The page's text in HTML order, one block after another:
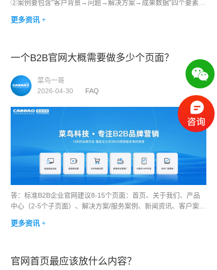
②案例要包含"客户背景→问题→解决方案→成果数据"四个要素，
授权，可用"某知名汽车零部件企业&qu
更多资讯 +
一个B2B官网大概需要做多少个页面？
菜鸟一哥
2026-04-30
FAQ
答：标准B2B企业官网建议8-15个页面：首页、关于我们、产品
中心（2-5个子页面）、解决方案/服务案例、新闻资讯、客户案
多增加维护成本。菜鸟科技会根据企业实际业务复杂度给出合理
更多资讯 +
官网首页最应该放什么内容？